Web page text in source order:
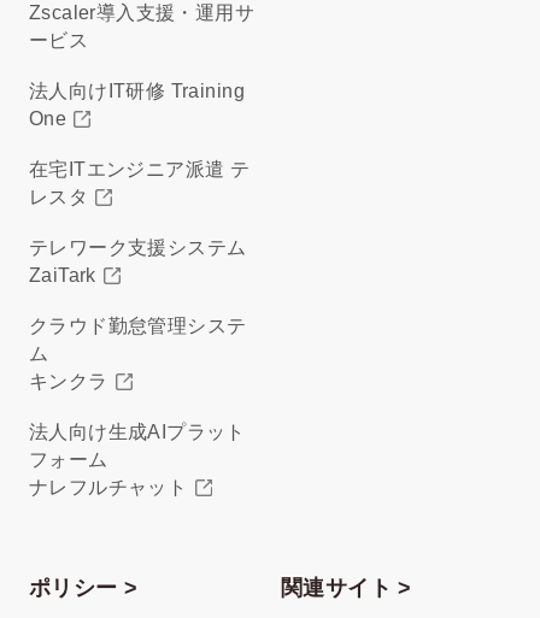
Zscaler導入支援・運用サ
ービス
法人向けIT研修 Training
One
在宅ITエンジニア派遣 テ
レスタ
テレワーク支援システム
ZaiTark
クラウド勤怠管理システ
ム
キンクラ
法人向け生成AIプラット
フォーム
ナレフルチャット
ポリシー > 関連サイト >